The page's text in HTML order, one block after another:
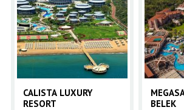
CALISTA LUXURY
RESORT
BELEK